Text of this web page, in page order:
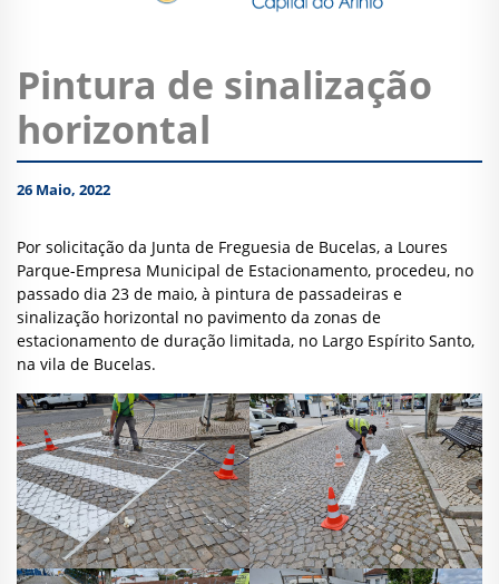
Pintura de sinalização
horizontal
26 Maio, 2022
Por solicitação da Junta de Freguesia de Bucelas, a Loures
Parque-Empresa Municipal de Estacionamento, procedeu, no
passado dia 23 de maio, à pintura de passadeiras e
sinalização horizontal no pavimento da zonas de
estacionamento de duração limitada, no Largo Espírito Santo,
na vila de Bucelas.